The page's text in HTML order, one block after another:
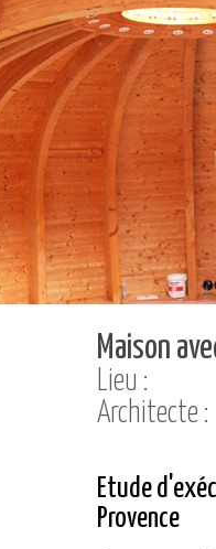
Maison
Lieu :
Architecte :
Etude
Provence